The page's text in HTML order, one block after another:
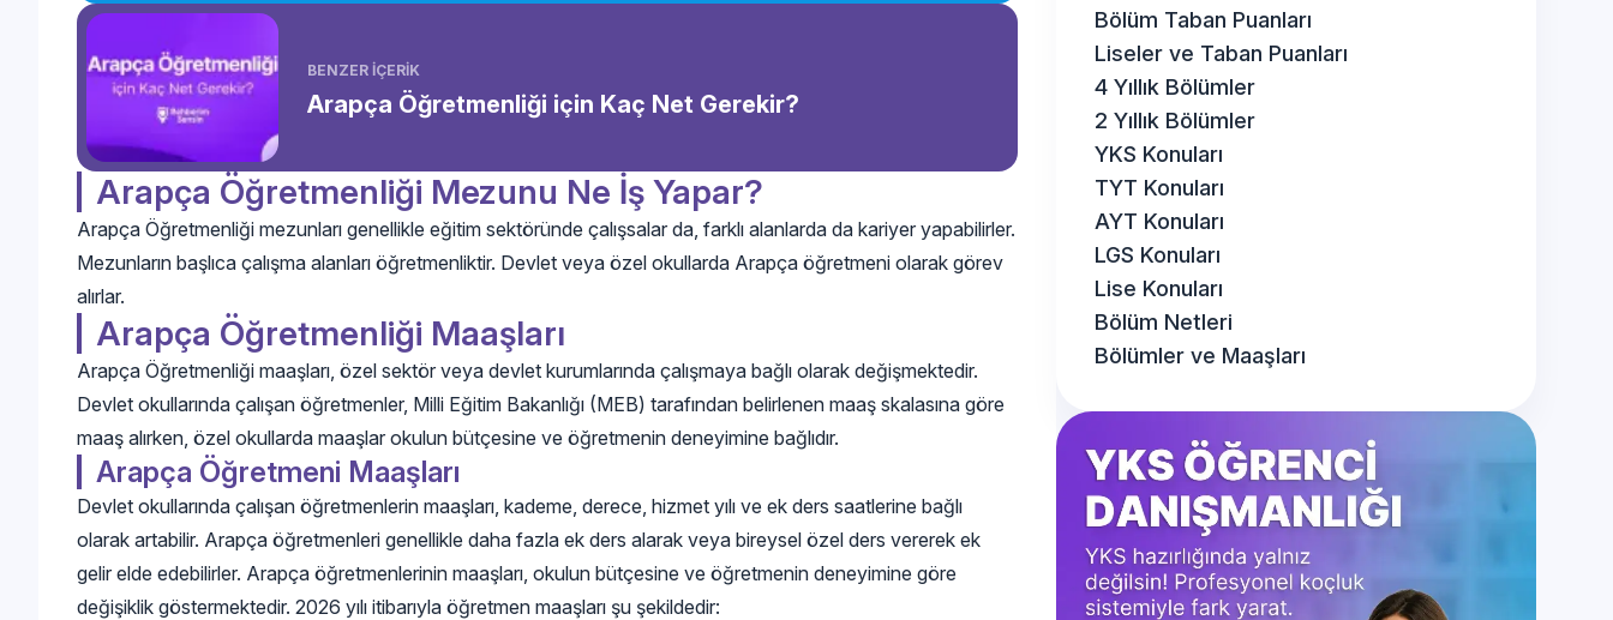
BENZER İÇERİK
Arapça Öğretmenliği için Kaç Net Gerekir?
Arapça Öğretmenliği Mezunu Ne İş Yapar?
Arapça Öğretmenliği mezunları genellikle eğitim sektöründe çalışsalar da, farklı alanlarda da kariyer yapabilirler.
Mezunların başlıca çalışma alanları öğretmenliktir. Devlet veya özel okullarda Arapça öğretmeni olarak görev
alırlar.
Arapça Öğretmenliği Maaşları
Arapça Öğretmenliği maaşları, özel sektör veya devlet kurumlarında çalışmaya bağlı olarak değişmektedir.
Devlet okullarında çalışan öğretmenler, Milli Eğitim Bakanlığı (MEB) tarafından belirlenen maaş skalasına göre
maaş alırken, özel okullarda maaşlar okulun bütçesine ve öğretmenin deneyimine bağlıdır.
Arapça Öğretmeni Maaşları
Devlet okullarında çalışan öğretmenlerin maaşları, kademe, derece, hizmet yılı ve ek ders saatlerine bağlı
olarak artabilir. Arapça öğretmenleri genellikle daha fazla ek ders alarak veya bireysel özel ders vererek ek
gelir elde edebilirler. Arapça öğretmenlerinin maaşları, okulun bütçesine ve öğretmenin deneyimine göre
değişiklik göstermektedir. 2026 yılı itibarıyla öğretmen maaşları şu şekildedir:
Bölüm Taban Puanları
Liseler ve Taban Puanları
4 Yıllık Bölümler
2 Yıllık Bölümler
YKS Konuları
TYT Konuları
AYT Konuları
LGS Konuları
Lise Konuları
Bölüm Netleri
Bölümler ve Maaşları